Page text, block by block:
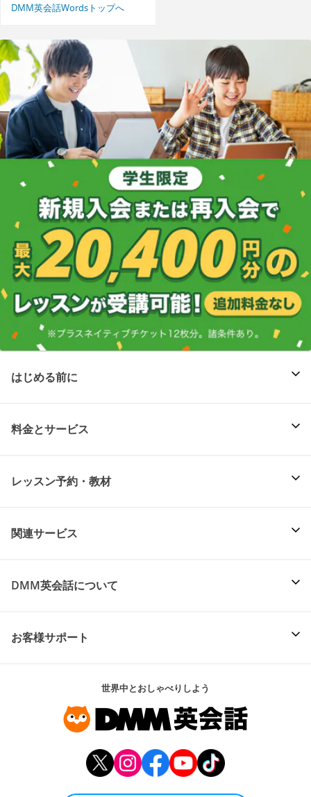
DMM英会話Wordsトップへ
はじめる前に
料金とサービス
レッスン予約・教材
関連サービス
DMM英会話について
お客様サポート
世界中とおしゃべりしよう